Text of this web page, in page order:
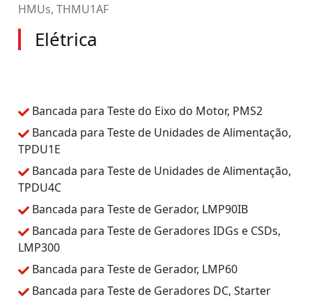
HMUs, THMU1AF
Elétrica
Bancada para Teste do Eixo do Motor, PMS2
Bancada para Teste de Unidades de Alimentação,
TPDU1E
Bancada para Teste de Unidades de Alimentação,
TPDU4C
Bancada para Teste de Gerador, LMP90IB
Bancada para Teste de Geradores IDGs e CSDs,
LMP300
Bancada para Teste de Gerador, LMP60
Bancada para Teste de Geradores DC, Starter